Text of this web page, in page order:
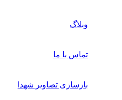
وبلاگ
تماس با ما
بازسازی تصاویر شهدا